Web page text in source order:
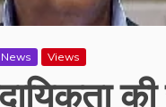
News Views